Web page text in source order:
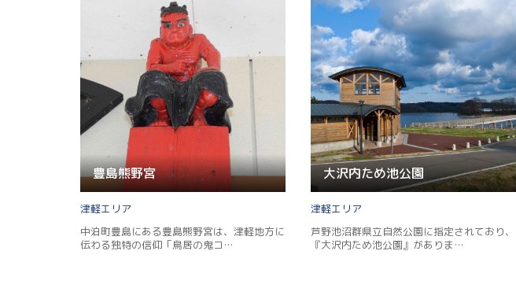
豊島熊野宮
津軽
中泊町豊島にある豊島熊野宮は、津軽地方に
伝わる独特の信仰「鳥居の鬼コ…
大沢内ため池公園
津軽
芦野池沼群県立自然公園に指定されており、
『大沢内ため池公園』がありま…